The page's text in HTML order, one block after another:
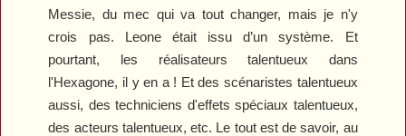
Messie, du mec qui va tout changer, mais je n'y
crois pas. Leone était issu d’un système. Et
pourtant, les réalisateurs talentueux dans
l'Hexagone, il y en a ! Et des scénaristes talentueux
aussi, des techniciens d'effets spéciaux talentueux,
des acteurs talentueux, etc. Le tout est de savoir, au